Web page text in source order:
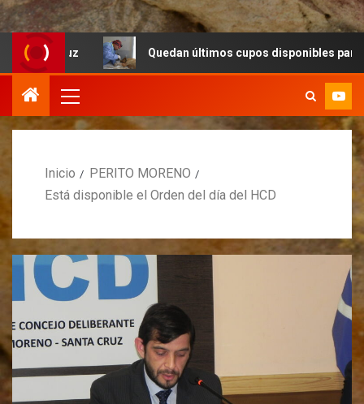
Quedan últimos cupos disponibles para
Inicio
PERITO MORENO
Está disponible el Orden del día del HCD